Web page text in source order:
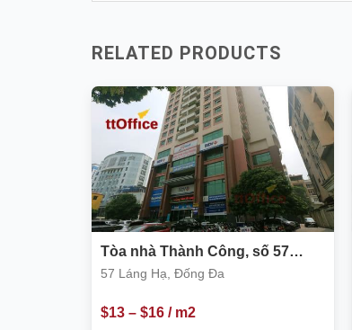
RELATED PRODUCTS
Tòa nhà Thành Công, số 57
Láng Hạ, Đống Đa
57 Láng Hạ, Đống Đa
$13– $16/ m2